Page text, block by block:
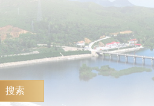
搜索